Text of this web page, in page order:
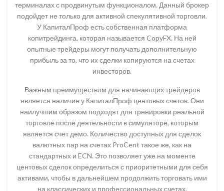
терминалах с продвинутым функционалом. Данный брокер
подойдет не только для активной спекулятивной торговли.
У КапиталПроф есть собственная платформа
копитрейдинга, которая называется CopyFX. На ней
опытные трейдеры могут получать дополнительную
прибыль за то, что их сделки копируются на счетах
инвесторов.
Важным преимуществом для начинающих трейдеров
является наличие у КапиталПроф центовых счетов. Они
наилучшим образом подходят для тренировки реальной
торговле после деятельности в симуляторе, которым
является счет демо. Количество доступных для сделок
валютных пар на счетах ProCent такое же, как на
стандартных и ECN. Это позволяет уже на моменте
центовых сделок определиться с приоритетными для себя
активами, чтобы в дальнейшем продолжить торговать ими
на классических и профессиональных счетах.